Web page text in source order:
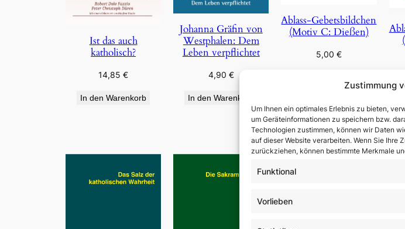
Zustimmung
Um Ihnen ein optimales Erlebnis zu bieten,
um Geräteinformationen zu speichern bzw.
Technologien zustimmen, können wir Daten
auf dieser Website verarbeiten. Wenn Sie Ihre
zurückziehen, können bestimmte Merkmale
Funktional
Vorlieben
Ist das auch
katholisch?
14,85€
In den Warenkorb
Johanna Gräfin von
Westphalen: Dem
Leben verpflichtet
4,90 €
In den Warenkorb
Ablass-Gebetsbildchen
(Motiv C: Dießen)
5,00 €